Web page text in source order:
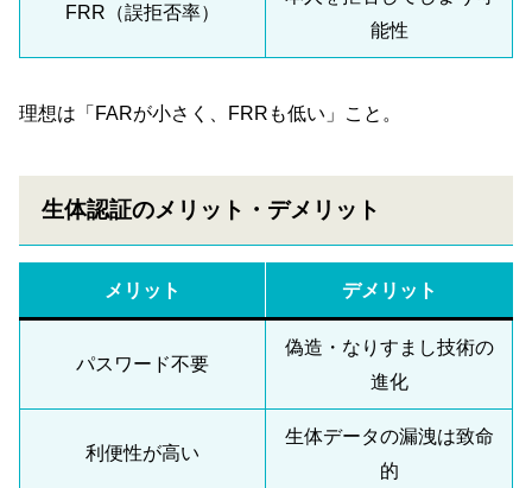
FRR（誤拒否率）
能性
理想は「FARが小さく、FRRも低い」こと。
生体認証のメリット・デメリット
メリット デメリット
パスワード不要
偽造・なりすまし技術の
進化
利便性が高い
生体データの漏洩は致命
的